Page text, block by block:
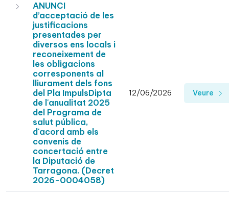
ANUNCI
d’acceptació de les
justificacions
presentades per
diversos ens locals i
reconeixement de
les obligacions
corresponents al
lliurament dels fons
del Pla ImpulsDipta
de l'anualitat 2025
del Programa de
salut pública,
d'acord amb els
convenis de
concertació entre
la Diputació de
Tarragona. (Decret
2026-0004058)
12/06/2026 Veure